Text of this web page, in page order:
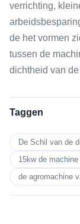
verrichting,
de het vormen
tussen de
dichtheid van
Taggen
De Schil van de
15kw de
de agromachine